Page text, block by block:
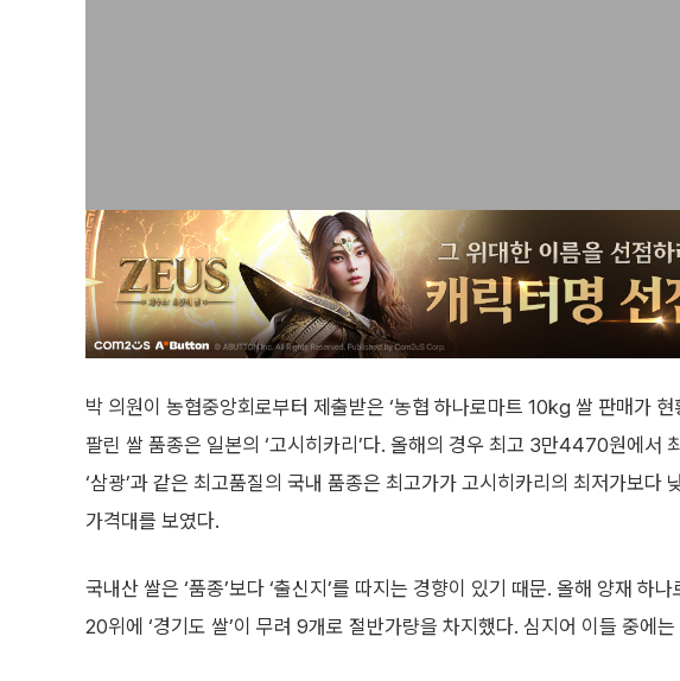
박 의원이 농협중앙회로부터 제출받은 ‘농협 하나로마트 10kg 쌀 판매가
팔린 쌀 품종은 일본의 ‘고시히카리’다. 올해의 경우 최고 3만4470원에서
‘삼광’과 같은 최고품질의 국내 품종은 최고가가 고시히카리의 최저가보
가격대를 보였다.
국내산 쌀은 ‘품종’보다 ‘출신지’를 따지는 경향이 있기 때문. 올해 양재 하
20위에 ‘경기도 쌀’이 무려 9개로 절반가량을 차지했다. 심지어 이들 중에